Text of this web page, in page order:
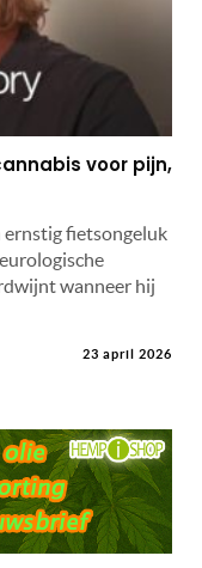
voor pijn,
fietsongeluk
wanneer hij
23 april 2026